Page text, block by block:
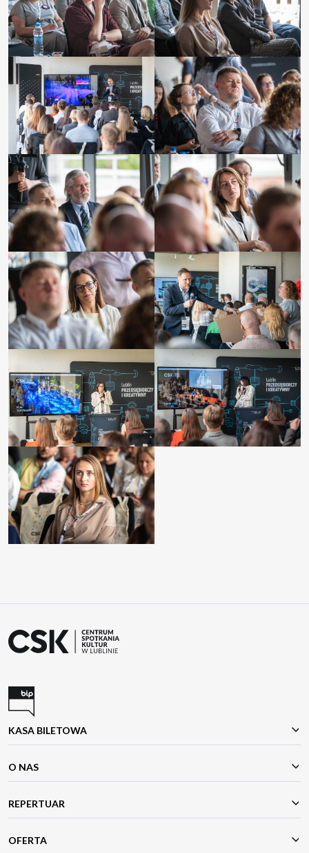
KASA BILETOWA
O NAS
REPERTUAR
OFERTA